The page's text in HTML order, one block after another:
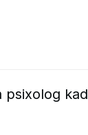
psixolog